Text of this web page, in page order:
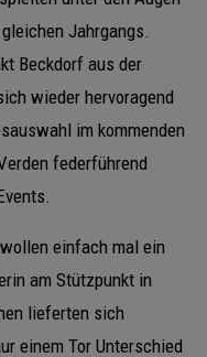
Jahrgangs.
Beckdorf aus der
wieder hervoragend
im kommenden
federführend
einfach mal ein
am Stützpunkt in
lieferten sich
einem Tor Unterschied